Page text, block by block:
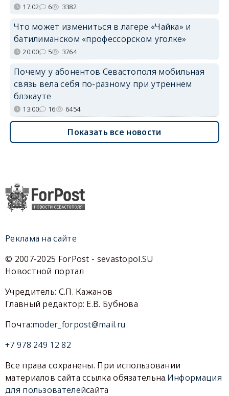
17:02 6 3382
Что может измениться в лагере «Чайка» и
батилиманском «профессорском уголке»
20:00 5 3764
Почему у абонентов Севастополя мобильная
связь вела себя по-разному при утреннем
блэкауте
13:00 16 6454
Показать все новости
Реклама на сайте
© 2007-2025 ForPost - sevastopol.SU
Новостной портал
Учредитель: С.П. Кажанов
Главный редактор: Е.В. Бубнова
Почта:moder_forpost@mail.ru
+7 978 249 12 82
Все права сохранены. При использовании
материалов сайта ссылка обязательна.Информация
для пользователейсайта